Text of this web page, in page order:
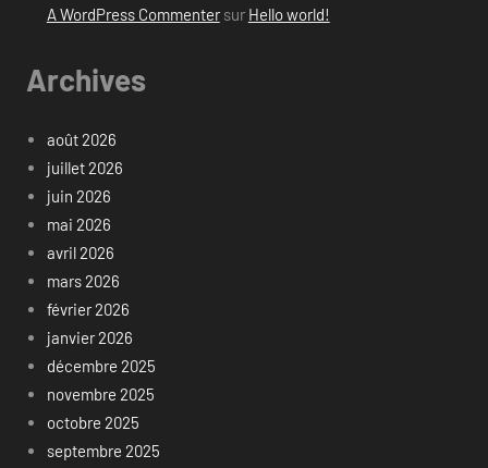
A WordPress Commentersur Hello world!
Archives
août 2026
juillet 2026
juin 2026
mai 2026
avril 2026
mars 2026
février 2026
janvier 2026
décembre 2025
novembre 2025
octobre 2025
septembre 2025